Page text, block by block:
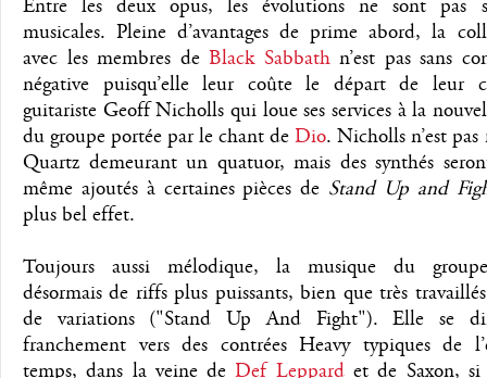
Entre les deux opus, les évolutions ne sont pas
musicales. Pleine d’avantages de prime abord, la
avec les membres deBlack Sabbathn’est pas sans
négative puisqu’elle leur coûte le départ de leur
guitariste Geoff Nicholls qui loue ses services à la
du groupe portée par le chant deDio. Nicholls n’est
Quartz demeurant un quatuor, mais des synthés
même ajoutés à certaines pièces de Stand Up and
plus bel effet.
Toujours aussi mélodique, la musique du
désormais de riffs plus puissants, bien que très
de variations ("Stand Up And Fight"). Elle se
franchement vers des contrées Heavy typiques de
temps, dans la veine deDef Leppardet de Saxon, si